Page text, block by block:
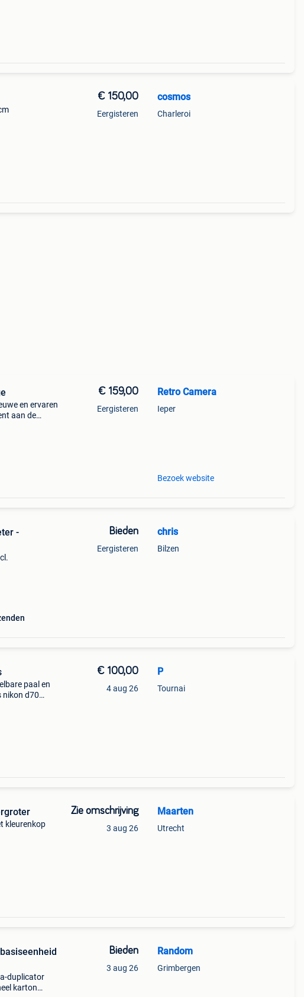
€ 150,00
Eergisteren
cosmos
Charleroi
en ervaren
aan de
€ 159,00
Eergisteren
Retro Camera
Ieper
Bezoek website
-
Bieden
Eergisteren
chris
Bilzen
paal en
nikon d70
€ 100,00
4 aug 26
P
Tournai
kleurenkop
Zie omschrijving
3 aug 26
Maarten
Utrecht
duplicator
karton
Bieden
3 aug 26
Random
Grimbergen